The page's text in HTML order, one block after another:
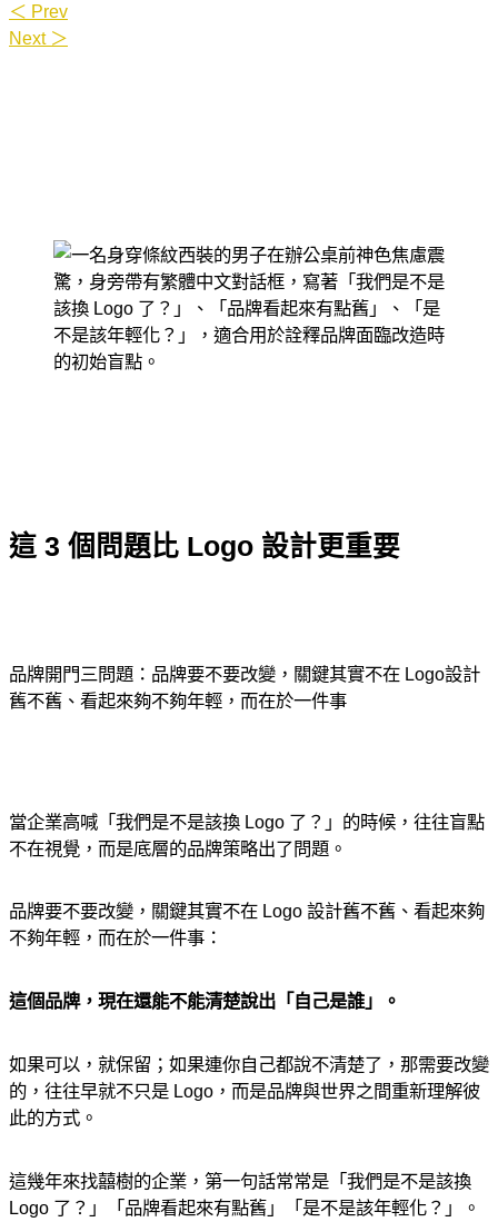
＜ Prev
Next ＞
這 3 個問題比 Logo 設計更重要
品牌開門三問題：品牌要不要改變，關鍵其實不在 Logo設計
舊不舊、看起來夠不夠年輕，而在於一件事
當企業高喊「我們是不是該換 Logo 了？」的時候，往往盲點
不在視覺，而是底層的品牌策略出了問題。
品牌要不要改變，關鍵其實不在 Logo 設計舊不舊、看起來夠
不夠年輕，而在於一件事：
這個品牌，現在還能不能清楚說出「自己是誰」。
如果可以，就保留；如果連你自己都說不清楚了，那需要改變
的，往往早就不只是 Logo，而是品牌與世界之間重新理解彼
此的方式。
這幾年來找囍樹的企業，第一句話常常是「我們是不是該換
Logo 了？」「品牌看起來有點舊」「是不是該年輕化？」。